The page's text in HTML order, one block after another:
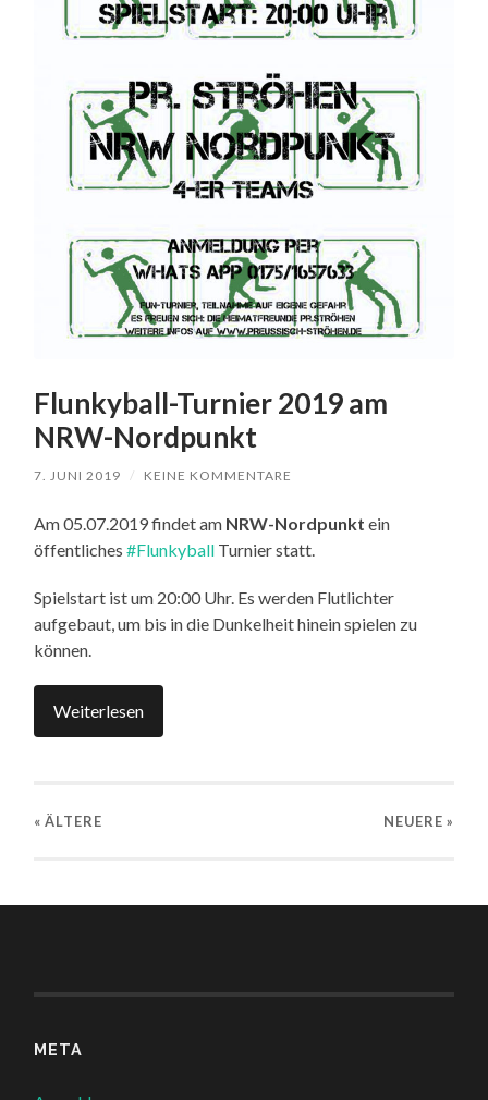
Flunkyball-Turnier 2019 am
NRW-Nordpunkt
7. JUNI 2019 / KEINE KOMMENTARE
Am 05.07.2019 findet am NRW-Nordpunkt ein
öffentliches#Flunkyball Turnier statt.
Spielstart ist um 20:00 Uhr. Es werden Flutlichter
aufgebaut, um bis in die Dunkelheit hinein spielen zu
können.
Weiterlesen
« ÄLTERE NEUERE »
META